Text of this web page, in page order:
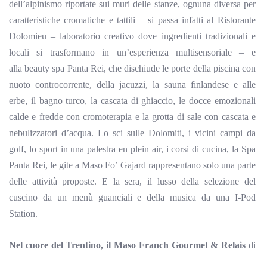
dell’alpinismo riportate sui muri delle stanze, ognuna diversa per
caratteristiche cromatiche e tattili – si passa infatti al Ristorante
Dolomieu – laboratorio creativo dove ingredienti tradizionali e
locali si trasformano in un’esperienza multisensoriale – e
allabeauty spa Panta Rei, chedischiude le porte della piscina con
nuoto controcorrente, della jacuzzi, la sauna finlandese e alle
erbe, il bagno turco, la cascata di ghiaccio, le docce emozionali
calde e fredde con cromoterapia e la grotta di sale con cascata e
nebulizzatori d’acqua. Lo sci sulle Dolomiti, i vicini campi da
golf, lo sport in una palestra en plein air, i corsi di cucina, la Spa
Panta Rei, le gite a Maso Fo’ Gajard rappresentano solo una parte
delle attività proposte. E la sera, il lusso della selezione del
cuscino da un menù guanciali e della musica da una I-Pod
Station.
Nel cuore del Trentino, il Maso Franch Gourmet & Relais di